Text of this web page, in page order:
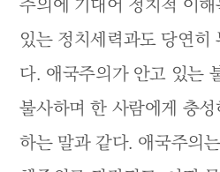
주의에 기대어 정치적 이
있는 정치세력과도 당연히
다. 애국주의가 안고 있는
불사하며 한 사람에게 충
하는 말과 같다. 애국주의